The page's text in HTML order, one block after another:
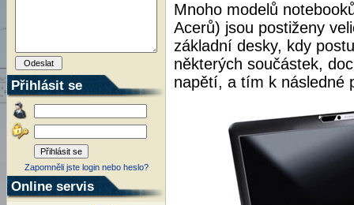
Přihlásit se
Zapomněli jste login nebo heslo?
Online servis
Mnoho modelů
Acerů) jsou postiženy
základní desky, kdy
některých součástek,
napětí, a tím k následné